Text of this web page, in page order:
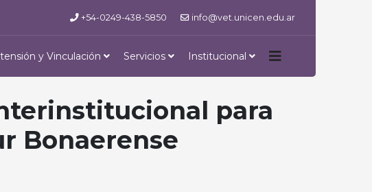
+54-0249-438-5850 info@vet.unicen.edu.ar
y Vinculación Servicios Institucional
para
Bonaerense